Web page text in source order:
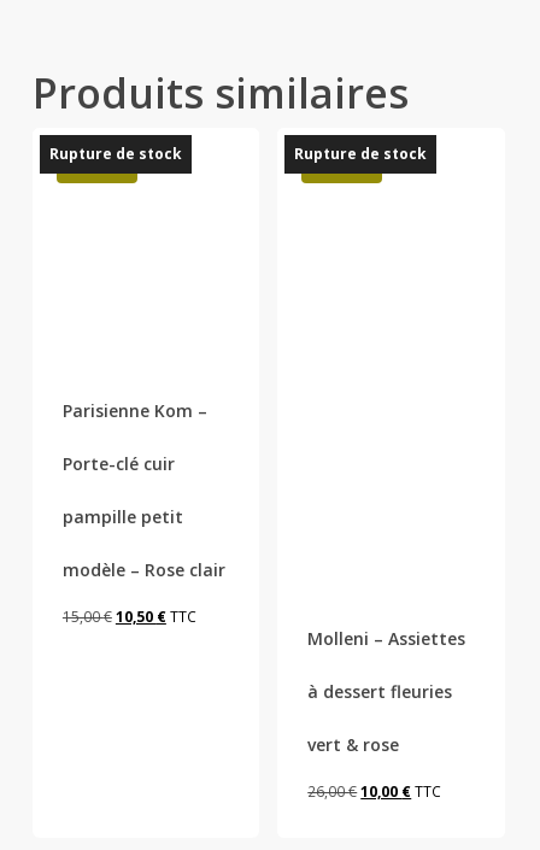
Produits similaires
Rupture de stock
Promo !
Parisienne Kom –
Porte-clé cuir
pampille petit
modèle – Rose clair
15,00€Le
10,50 €Le
TTC
Rupture de stock
Promo !
Molleni – Assiettes
à dessert fleuries
vert & rose
26,00€Le
10,00 €Le
TTC